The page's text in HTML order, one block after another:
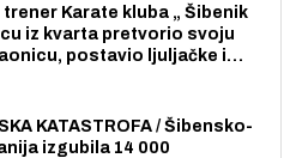
Karate kluba „ Šibenik
iz kvarta pretvorio svoju
postavio ljuljačke i
KATASTROFA / Šibensko-
izgubila 14 000